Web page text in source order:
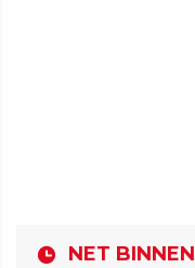
NET BINNEN